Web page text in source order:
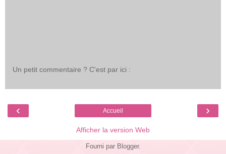
Un petit commentaire ? C'est par ici :
‹ ›
Accueil
Afficher la version Web
Fourni par Blogger.